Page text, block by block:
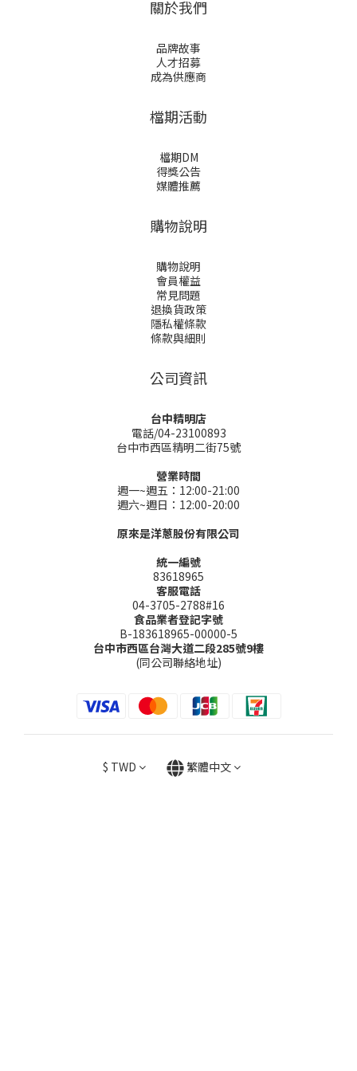
關於我們
品牌故事
人才招募
成為供應商
檔期活動
檔期DM
得獎公告
媒體推薦
購物說明
購物說明
會員權益
常見問題
退換貨政策
隱私權條款
條款與細則
公司資訊
台中精明店
電話/04-23100893
台中市西區精明二街75號
營業時間
週一~週五：12:00-21:00
週六~週日：12:00-20:00
原來是洋蔥股份有限公司
統一編號
83618965
客服電話
04-3705-2788#16
食品業者登記字號
B-183618965-00000-5
台中市西區台灣大道二段285號9樓
(同公司聯絡地址)
$ TWD 繁體中文